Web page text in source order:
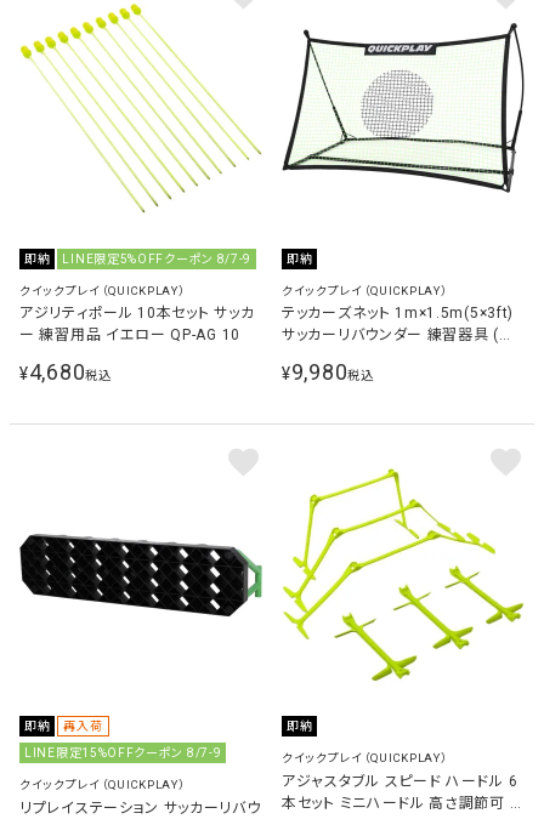
即納 LINE限定5%OFFクーポン 8/7-9
クイックプレイ（QUICKPLAY）
アジリティポール 10本セット サッカ
ー 練習用品 イエロー QP-AG 10
¥4,680税込
即納
クイックプレイ（QUICKPLAY）
テッカーズネット 1m×1.5m(5×3ft)
サッカーリバウンダー 練習器具 (重
¥9,980税込
即納 再入荷
LINE限定15%OFFクーポン 8/7-9
クイックプレイ（QUICKPLAY）
リプレイステーション サッカーリバウ
即納
クイックプレイ（QUICKPLAY）
アジャスタブル スピード ハードル 6
本セット ミニハードル 高さ調節可 ア